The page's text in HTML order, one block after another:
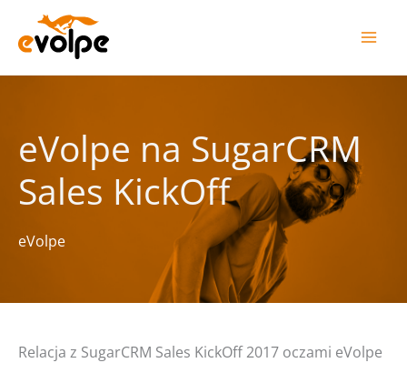
Przejdź
eVolpe na SugarCRM
Sales KickOff
eVolpe
Relacja z SugarCRM Sales KickOff 2017 oczami eVolpe